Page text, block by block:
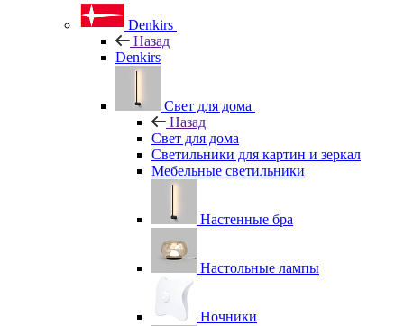
Denkirs
Назад
Denkirs
Свет для дома
Назад
Свет для дома
Светильники для картин и зеркал
Мебельные светильники
Настенные бра
Настольные лампы
Ночники